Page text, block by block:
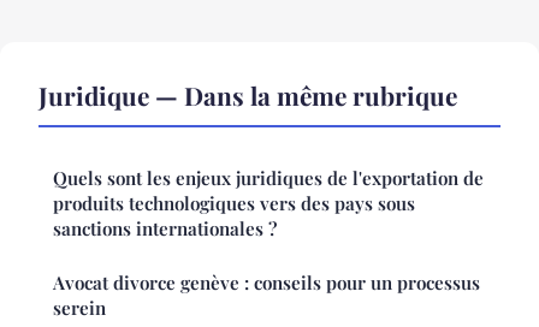
Juridique — Dans la même rubrique
Quels sont les enjeux juridiques de l'exportation de
produits technologiques vers des pays sous
sanctions internationales ?
Avocat divorce genève : conseils pour un processus
serein